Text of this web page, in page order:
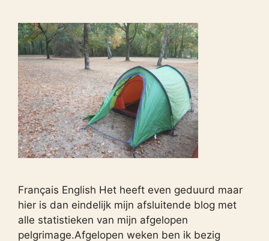
Français English Het heeft even geduurd maar
hier is dan eindelijk mijn afsluitende blog met
alle statistieken van mijn afgelopen
pelgrimage.Afgelopen weken ben ik bezig